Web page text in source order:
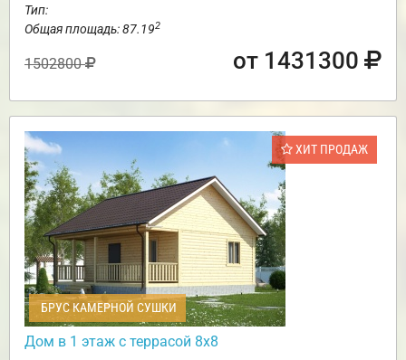
Тип:
Общая площадь: 87.192
1502800 от 1431300
ХИТ ПРОДАЖ
БРУС КАМЕРНОЙ СУШКИ
Дом в 1 этаж с террасой 8х8